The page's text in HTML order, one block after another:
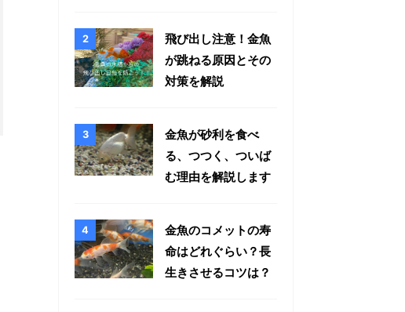
飛び出し注意！金魚
が跳ねる原因とその
対策を解説
金魚が砂利を食べ
る、つつく、ついば
む理由を解説します
金魚のコメットの寿
命はどれぐらい？長
生きさせるコツは？